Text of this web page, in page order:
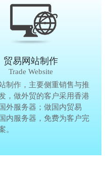
司官网建设
Website
通，了解客户要做网
理念准确传达给客
做网站的要求，通过
计，为客户定制高端
贸易网站制作
Trade Website
制作，主要侧重销售与推
，做外贸的客户采用香港
外服务器；做国内贸易
内服务器，免费为客户完
。